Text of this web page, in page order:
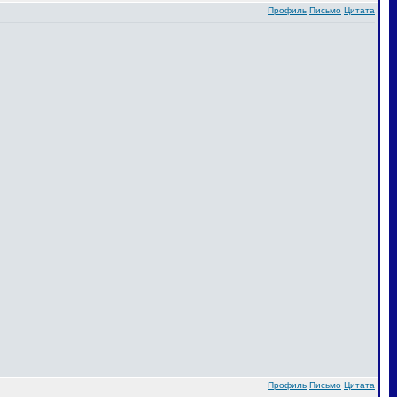
Профиль Письмо Цитата
Профиль Письмо Цитата